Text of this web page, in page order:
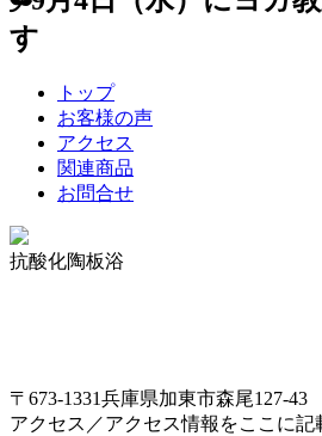
す
トップ
お客様の声
アクセス
関連商品
お問合せ
抗酸化陶板浴
〒673-1331兵庫県加東市森尾127-43
アクセス／アクセス情報をここに記